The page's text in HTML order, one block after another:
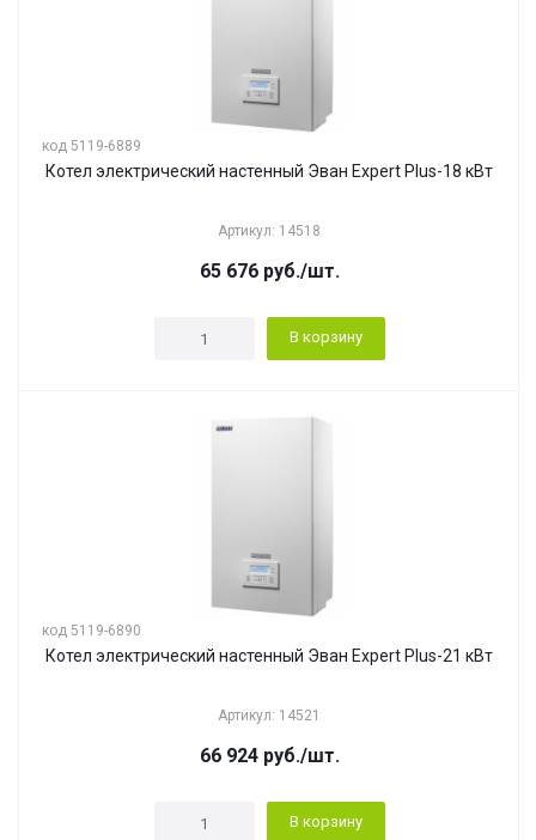
код 5119-6889
Котел электрический настенный Эван Expert Plus-18 кВт
Артикул: 14518
65 676руб./шт.
В корзину
код 5119-6890
Котел электрический настенный Эван Expert Plus-21 кВт
Артикул: 14521
66 924руб./шт.
В корзину